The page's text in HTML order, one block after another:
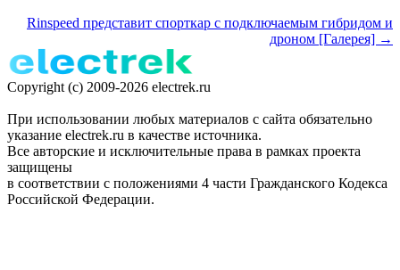
Rinspeed представит спорткар с подключаемым гибридом и
дроном [Галерея] →
Copyright (c) 2009-2026 electrek.ru
При использовании любых материалов с сайта обязательно
указание electrek.ru в качестве источника.
Все авторские и исключительные права в рамках проекта
защищены
в соответствии с положениями 4 части Гражданского Кодекса
Российской Федерации.